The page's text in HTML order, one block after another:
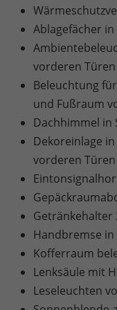
Ablagefächer
vorderen Türen
Beleuchtung
und Fußraum
Dachhimmel in
Dekoreinlage
vorderen Türen
Getränkehalter
Handbremse
Kofferraum
Lenksäule mit
Leseleuchten